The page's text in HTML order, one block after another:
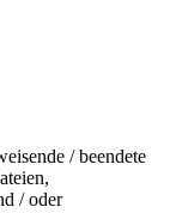
/ beendete
/ oder